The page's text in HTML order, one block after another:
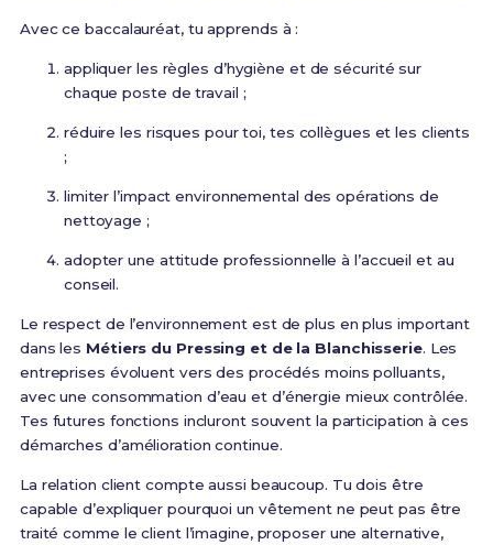
Avec ce baccalauréat, tu apprends à :
appliquer les règles d’hygiène et de sécurité sur
chaque poste de travail ;
réduire les risques pour toi, tes collègues et les clients
;
limiter l’impact environnemental des opérations de
nettoyage ;
adopter une attitude professionnelle à l’accueil et au
conseil.
Le respect de l’environnement est de plus en plus important
dans les Métiers du Pressing et de la Blanchisserie. Les
entreprises évoluent vers des procédés moins polluants,
avec une consommation d’eau et d’énergie mieux contrôlée.
Tes futures fonctions incluront souvent la participation à ces
démarches d’amélioration continue.
La relation client compte aussi beaucoup. Tu dois être
capable d’expliquer pourquoi un vêtement ne peut pas être
traité comme le client l’imagine, proposer une alternative,